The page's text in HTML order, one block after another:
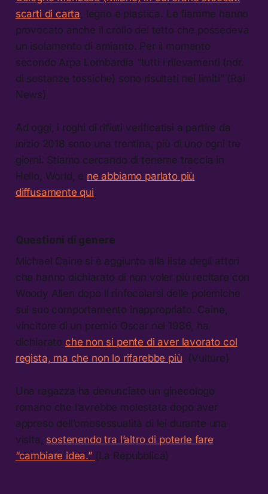
scarti di carta , legno e plastica. Le fiamme hanno
provocato anche il crollo del tetto che possedeva
un isolamento di amianto. Per il momento
secondo Arpa Lombardia “tutti i rilevamenti (ndr.
di sostanze tossiche) sono risultati nei limiti” (Rai
News)
Ad oggi, i roghi di rifiuti verificatisi a partire da
inizio 2018 sono una trentina, più di uno ogni tre
giorni. Stiamo cercando di tenerne traccia in
Hello, World, e ne abbiamo parlato più
diffusamente qui.
Questioni di genere
Michael Caine si è aggiunto alla lista degli attori
che hanno dichiarato di non voler più recitare con
Woody Allen dopo il rinfocolarsi delle polemiche
sul suo comportamento inappropriato. Caine,
vincitore di un premio Oscar nel 1986, ha
dichiarato che non si pente di aver lavorato col
regista, ma che non lo rifarebbe più. (Vulture)
Una ragazza ha denunciato un ginecologo
romano che l’avrebbe molestata dopo aver
appreso dell’omosessualità di lei durante una
visita, sostenendo tra l’altro di poterle fare
“cambiare idea.” (La Repubblica)